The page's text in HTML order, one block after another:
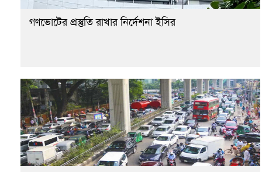
গণভোটের প্রস্তুতি রাখার নির্দেশনা ইসির